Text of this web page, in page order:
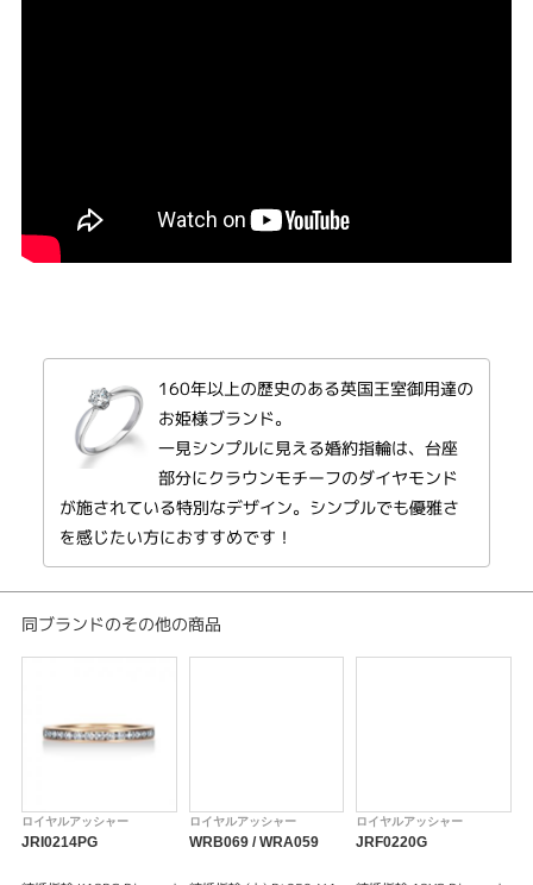
婚約指輪 シンプル
まるで王冠のように、台座部分にメレダイヤを取り巻き、上部にメインダイ
ヤを優雅にセット。クラウンの持つ、高貴さ、そして華やかさが感じられま
す。ストレートタイプのマリッジリングとも重ね付けがしやすいリングで
※センターダイヤモンドを含む価格です。
※選ばれる素材・ダイヤモンドグレードによって価格が変わります。
160年以上の歴史のある英国王室御用達の
お姫様ブランド。
一見シンプルに見える婚約指輪は、台座
部分にクラウンモチーフのダイヤモンド
が施されている特別なデザイン。シンプルでも優雅さ
を感じたい方におすすめです！
同ブランドのその他の商品
ロイヤルアッシャー
JRI0214PG
ロイヤルアッシャー
WRB069 / WRA059
ロイヤルアッシャー
JRF0220G